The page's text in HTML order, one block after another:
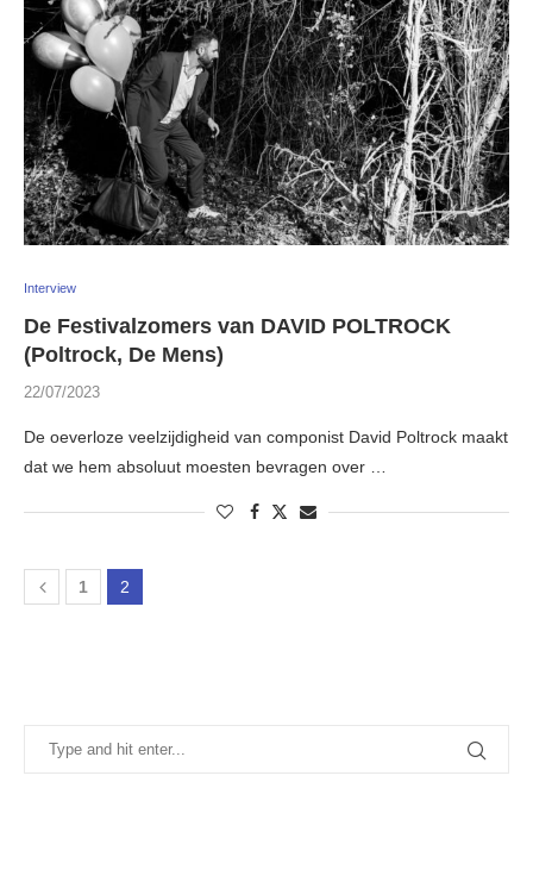
Interview
De Festivalzomers van DAVID POLTROCK
(Poltrock, De Mens)
22/07/2023
De oeverloze veelzijdigheid van componist David Poltrock maakt
dat we hem absoluut moesten bevragen over …
1 2